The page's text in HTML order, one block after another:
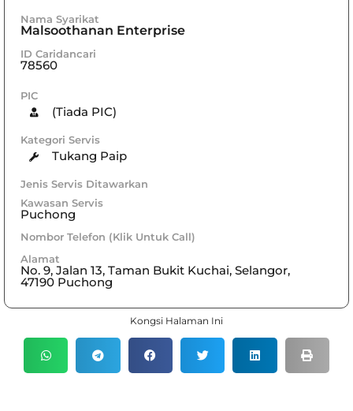
Nama Syarikat
Malsoothanan Enterprise
ID Caridancari
78560
PIC
(Tiada PIC)
Kategori Servis
Tukang Paip
Jenis Servis Ditawarkan
Kawasan Servis
Puchong
Nombor Telefon (Klik Untuk Call)
Alamat
No. 9, Jalan 13, Taman Bukit Kuchai, Selangor,
47190 Puchong
Kongsi Halaman Ini